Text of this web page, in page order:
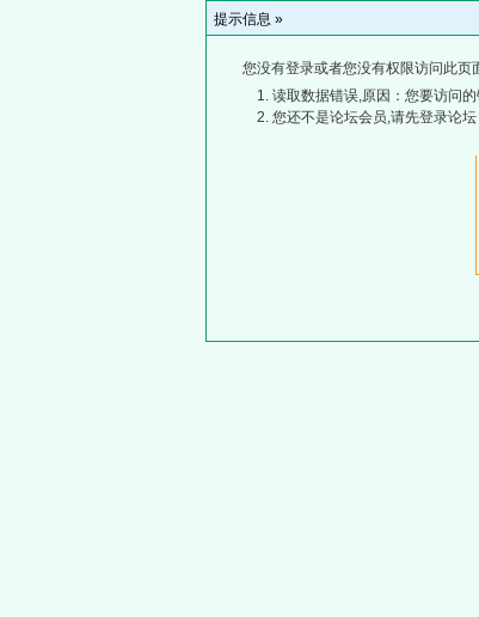
提示信息 »
您没有登录或者您没有权限访问此页
读取数据错误,原因：您要访问
您还不是论坛会员,请先登录论坛